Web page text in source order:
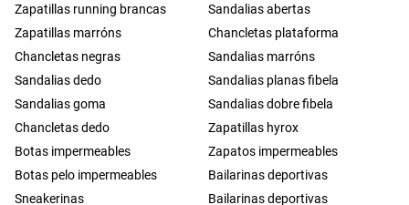
Zapatillas running brancas
Sandalias abertas
Zapatillas marróns
Chancletas plataforma
Chancletas negras
Sandalias marróns
Sandalias dedo
Sandalias planas fibela
Sandalias goma
Sandalias dobre fibela
Chancletas dedo
Zapatillas hyrox
Botas impermeables
Zapatos impermeables
Botas pelo impermeables
Bailarinas deportivas
Sneakerinas
Bailarinas deportivas